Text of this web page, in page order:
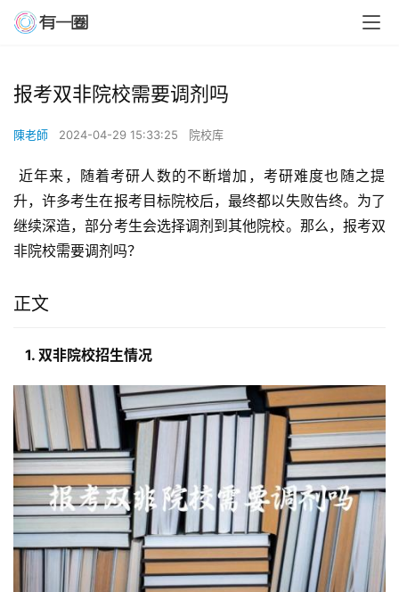
报考双非院校需要调剂吗
陳老師 2024-04-29 15:33:25 院校库
近年来，随着考研人数的不断增加，考研难度也随之提
升，许多考生在报考目标院校后，最终都以失败告终。为了
继续深造，部分考生会选择调剂到其他院校。那么，报考双
非院校需要调剂吗？
正文
  1. 双非院校招生情况